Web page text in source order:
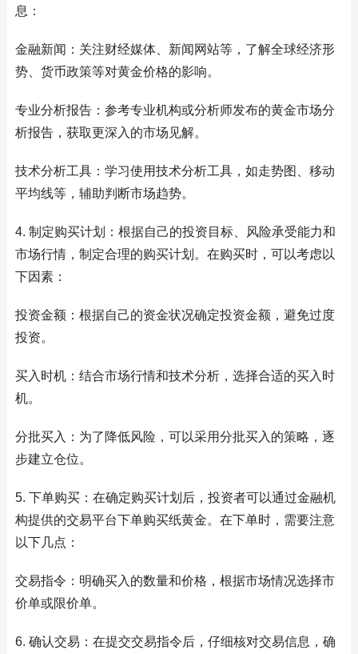
息：
金融新闻：关注财经媒体、新闻网站等，了解全球经济形
势、货币政策等对黄金价格的影响。
专业分析报告：参考专业机构或分析师发布的黄金市场分
析报告，获取更深入的市场见解。
技术分析工具：学习使用技术分析工具，如走势图、移动
平均线等，辅助判断市场趋势。
4. 制定购买计划：根据自己的投资目标、风险承受能力和
市场行情，制定合理的购买计划。在购买时，可以考虑以
下因素：
投资金额：根据自己的资金状况确定投资金额，避免过度
投资。
买入时机：结合市场行情和技术分析，选择合适的买入时
机。
分批买入：为了降低风险，可以采用分批买入的策略，逐
步建立仓位。
5. 下单购买：在确定购买计划后，投资者可以通过金融机
构提供的交易平台下单购买纸黄金。在下单时，需要注意
以下几点：
交易指令：明确买入的数量和价格，根据市场情况选择市
价单或限价单。
6. 确认交易：在提交交易指令后，仔细核对交易信息，确